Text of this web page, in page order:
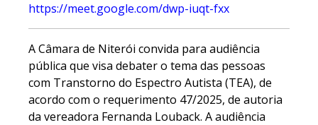
https://meet.google.com/dwp-iuqt-fxx
A Câmara de Niterói convida para audiência
pública que visa debater o tema das pessoas
com Transtorno do Espectro Autista (TEA), de
acordo com o requerimento 47/2025, de autoria
da vereadora Fernanda Louback. A audiência